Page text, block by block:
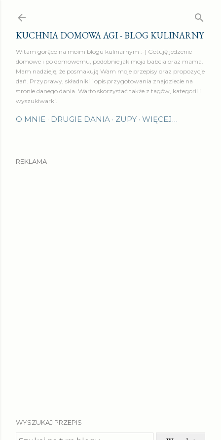
KUCHNIA DOMOWA AGI - BLOG KULINARNY
Witam gorąco na moim blogu kulinarnym :-) Gotuję jedzenie
domowe i po domowemu, podobnie jak moja babcia oraz mama.
Mam nadzieję, że posmakują Wam moje przepisy oraz propozycje
dań. Przyprawy, składniki i opis przygotowania znajdziecie na
stronie danego dania. Warto skorzystać także z tagów, kategorii i
wyszukiwarki.
O MNIE DRUGIE DANIA ZUPY WIĘCEJ…
REKLAMA
WYSZUKAJ PRZEPIS